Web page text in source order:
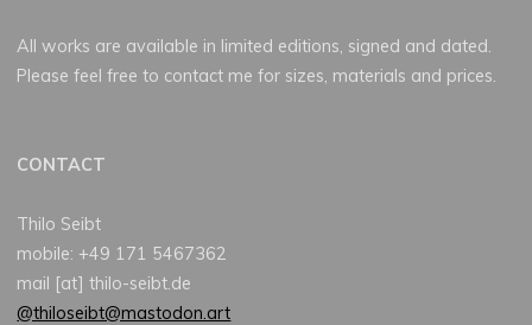
All works are available in limited editions, signed and dated.
Please feel free to contact me for sizes, materials and prices.
CONTACT
Thilo Seibt
mobile: +49 171 5467362
mail [at] thilo-seibt.de
@thiloseibt@mastodon.art